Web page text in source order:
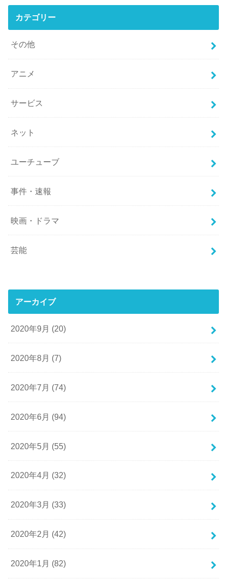
カテゴリー
その他
アニメ
サービス
ネット
ユーチューブ
事件・速報
映画・ドラマ
芸能
アーカイブ
2020年9月 (20)
2020年8月 (7)
2020年7月 (74)
2020年6月 (94)
2020年5月 (55)
2020年4月 (32)
2020年3月 (33)
2020年2月 (42)
2020年1月 (82)